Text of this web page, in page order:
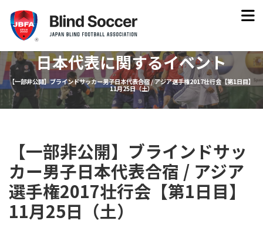
日本代表に関するイベント
【一部非公開】ブラインドサッカー男子日本代表合宿 / アジア選手権2017壮行会【第1日目】
11月25日（土）
【一部非公開】ブラインドサッ
カー男子日本代表合宿 / アジア
選手権2017壮行会【第1日目】
11月25日（土）